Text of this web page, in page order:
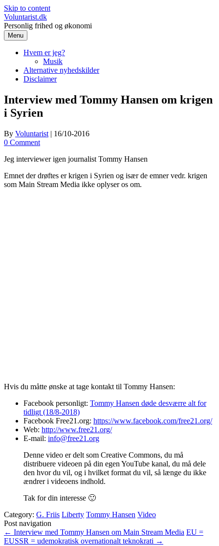
Skip to content
Voluntarist.dk
Personlig frihed og økonomi
Menu
Hvem er jeg?
Musik
Alternative nyhedskilder
Disclaimer
Interview med Tommy Hansen om krigen
i Syrien
By Voluntarist | 16/10-2016
0 Comment
Jeg interviewer igen journalist Tommy Hansen
Emnet der drøftes er krigen i Syrien og især de emner vedr. krigen
som Main Stream Media ikke oplyser os om.
Hvis du måtte ønske at tage kontakt til Tommy Hansen:
Facebook personligt: Tommy Hansen døde desværre alt for
tidligt (18/8-2018)
Facebook Free21.org: https://www.facebook.com/free21.org/
Web: http://www.free21.org/
E-mail: info@free21.org
Denne video er delt som Creative Commons, du må
distribuere videoen på din egen YouTube kanal, du må dele
den hvor du vil, og i hvilket format du vil, så længe du ikke
ændrer i videoens indhold.
Tak for din interesse 🙂
Category: G. Friis Liberty Tommy Hansen Video
Post navigation
← Interview med Tommy Hansen om Main Stream Media EU =
EUSSR = udemokratisk overnationalt teknokrati →